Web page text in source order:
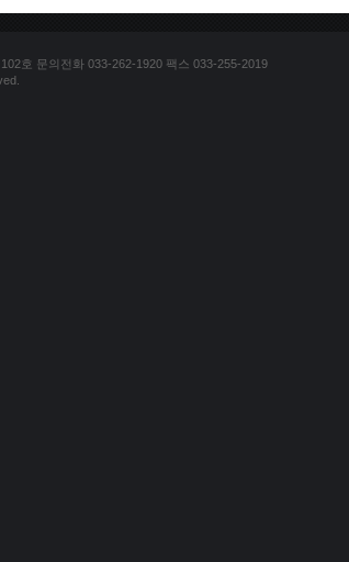
호 문의전화 033-262-1920 팩스 033-255-2019